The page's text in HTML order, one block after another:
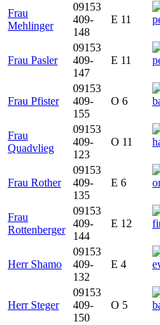
Frau
Mehlinger
09153
409-
148
E 11
Frau Pasler
09153
409-
147
E 11
Frau Pfister
09153
409-
155
O 6
Frau
Quadvlieg
09153
409-
123
O 11
Frau Rother
09153
409-
135
E 6
Frau
Rottenberger
09153
409-
144
E 12
Herr Shamo
09153
409-
132
E 4
Herr Steger
09153
409-
150
O 5